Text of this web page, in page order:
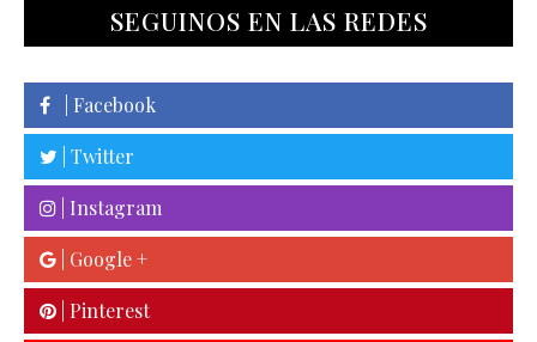
SEGUINOS EN LAS REDES
| Facebook
| Twitter
| Instagram
| Google +
| Pinterest